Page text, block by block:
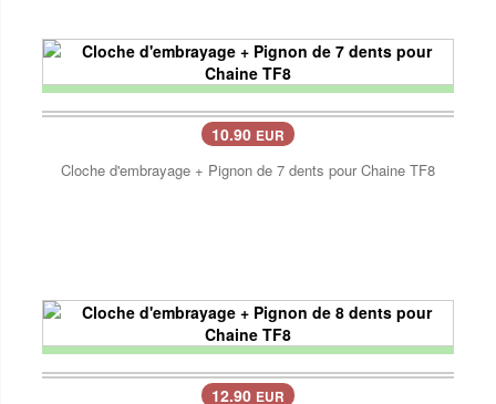
10.90 EUR
Cloche d'embrayage + Pignon de 7 dents pour Chaine TF8
12.90 EUR